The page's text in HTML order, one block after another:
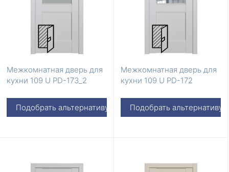
Межкомнатная дверь для
кухни 109 U PD-173_2
Подобрать альтернативу
Межкомнатная дверь для
кухни 109 U PD-172
Подобрать альтернативу